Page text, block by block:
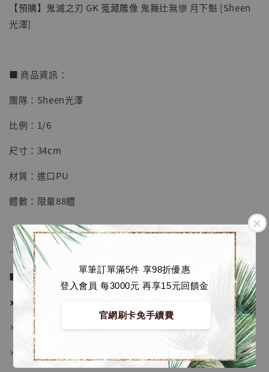
單筆訂單滿5件 享98折優惠
登入會員 每3000元 再享15元回饋金
官網刷卡免手續費
【店內現貨】七龍珠 系列蒐藏雕像 悟空 鳥山
明紀念款 [奇蹟工作室]
NT$ 5,580
【預購】鬼滅之刃 GK 蒐藏雕像 鬼舞辻無慘 月下魁 [Sheen
光澤]
■ 商品資訊：
團隊：Sheen光澤
比例：1/6
尺寸：34cm
材質：進口PU
體數：限量88體
──────────────
■ 販售資訊 (NT$)：
➤ 價格 8280元 (訂金3580)
＊ 國際運費另計
＊ 刷卡免手續費